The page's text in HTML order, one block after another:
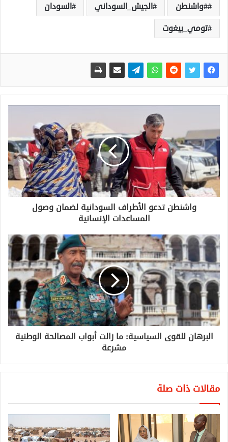
#واشنطن الجيش_السوداني
السودان
تومي_بيغوت
واشنطن تدعو الأطراف السودانية لضمان وصول
المساعدات الإنسانية
البرهان للقوى السياسية: ما زالت أبواب المصالحة الوطنية
مشرعة
مقالات ذات صلة